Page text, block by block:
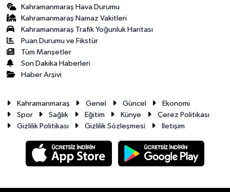
Kahramanmaraş Hava Durumu
Kahramanmaraş Namaz Vakitleri
Kahramanmaraş Trafik Yoğunluk Haritası
Puan Durumu ve Fikstür
Tüm Manşetler
Son Dakika Haberleri
Haber Arşivi
Kahramanmaraş Genel Güncel
Ekonomi
Spor
Sağlık Eğitim Künye
Çerez Politikası
Gizlilik Politikası
Gizlilik Sözleşmesi İletişim